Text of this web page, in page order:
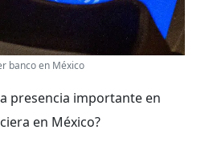
banco en México
presencia importante en
en México?